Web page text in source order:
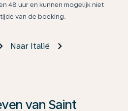
48 uur en kunnen mogelijk niet
van de boeking.
Naar Italië
van Saint
is gevonden, klik dan op